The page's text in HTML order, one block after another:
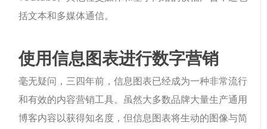
括文本和多媒体通信。
使用信息图表进行数字营销
毫无疑问，三四年前，信息图表已经成为一种非常流行
和有效的内容营销工具。虽然大多数品牌大量生产通用
博客内容以获得知名度，但信息图表将生动的图像与简